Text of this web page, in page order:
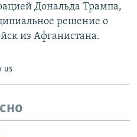
Дональда Трампа,
решение о
из Афганистана.
us